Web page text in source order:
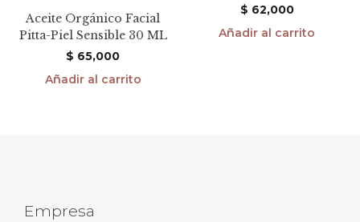
Aceite Orgánico Facial
Pitta-Piel Sensible 30 ML
$ 65,000
Añadir al carrito
$ 62,000
Añadir al carrito
Empresa